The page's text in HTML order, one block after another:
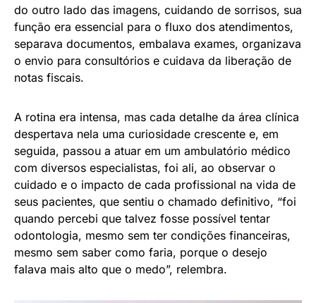
do outro lado das imagens, cuidando de sorrisos, sua
função era essencial para o fluxo dos atendimentos,
separava documentos, embalava exames, organizava
o envio para consultórios e cuidava da liberação de
notas fiscais.
A rotina era intensa, mas cada detalhe da área clínica
despertava nela uma curiosidade crescente e, em
seguida, passou a atuar em um ambulatório médico
com diversos especialistas, foi ali, ao observar o
cuidado e o impacto de cada profissional na vida de
seus pacientes, que sentiu o chamado definitivo, “foi
quando percebi que talvez fosse possível tentar
odontologia, mesmo sem ter condições financeiras,
mesmo sem saber como faria, porque o desejo
falava mais alto que o medo”, relembra.